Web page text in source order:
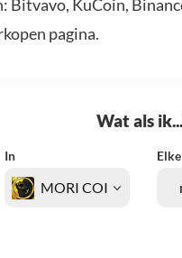
Bitvavo, KuCoin,
pagina.
Wat als
In Elke